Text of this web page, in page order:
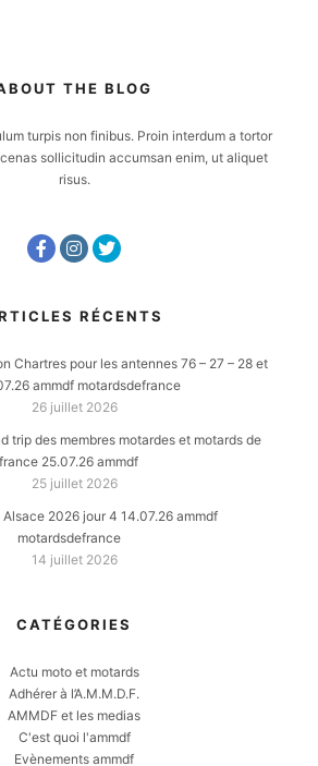
THE BLOG
turpis non finibus. Proin interdum a tortor
sollicitudin accumsan enim, ut aliquet
risus.
RÉCENTS
Chartres pour les antennes 76 – 27 – 28 et
ammdf motardsdefrance
26 juillet 2026
trip des membres motardes et motards de
france 25.07.26 ammdf
25 juillet 2026
2026 jour 4 14.07.26 ammdf
motardsdefrance
14 juillet 2026
CATÉGORIES
Actu moto et motards
Adhérer à l’A.M.M.D.F.
AMMDF et les medias
C'est quoi l'ammdf
Evènements ammdf